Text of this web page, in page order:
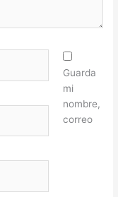
Guarda
mi
nombre,
correo